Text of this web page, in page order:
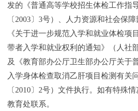
发的《普通高等学校招生体检工作指
〔2003〕3号）、人力资源和社会保
《关于进一步规范入学和就业体检项
带者入学和就业权利的通知》（人社
及《教育部办公厅卫生部办公厅关于
入学身体检查取消乙肝项目检测有关
〔2010〕2号）文件执行。如有特殊
教育处联系。